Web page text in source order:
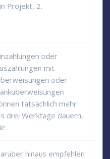
Projekt, 2.
oder
mit
oder
tatsächlich mehr
drei Werktage dauern,
hinaus empfehlen